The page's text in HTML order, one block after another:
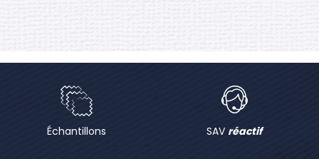
caoutchouc.
Échantillons SAV réactif